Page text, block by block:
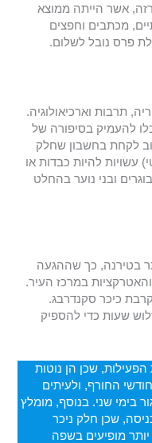
אשר הייתה ממוצא
מכתבים וחפצים
פרס נובל לשלום.
תרבות וארכיאולוגיה.
להעמיק בסיפורה של
לקחת בחשבון שחלק
עשויות להיות כבדות או
ובני נוער בהחלט
בטירנה, כך שההגעה
והאטרקציות במרכז העיר.
כיכר סקנדרבג.
שעות כדי להספיק
שכן הן נוטות
החורף, ולעיתים
בימי שני. בנוסף, מומלץ
שכן חלק ניכר
מופיעים בשפה